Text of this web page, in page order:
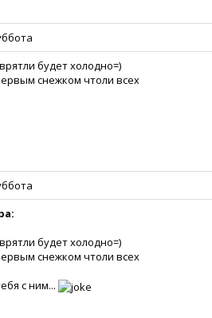
будет холодно=)
снежком чтоли всех
будет холодно=)
снежком чтоли всех
с ним...